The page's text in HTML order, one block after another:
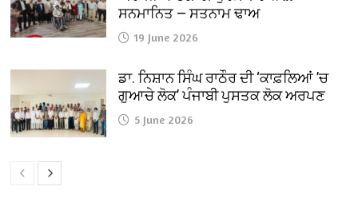
ਸਨਮਾਨਿਤ — ਸਤਨਾਮ ਢਾਅ
19 June 2026
ਡਾ. ਨਿਸ਼ਾਨ ਸਿੰਘ ਰਾਠੌਰ ਦੀ ‘ਕਾਫ਼ਲਿਆਂ ’ਚ
ਗੁਆਚੇ ਲੋਕ’ ਪੰਜਾਬੀ ਪੁਸਤਕ ਲੋਕ ਅਰਪਣ
5 June 2026